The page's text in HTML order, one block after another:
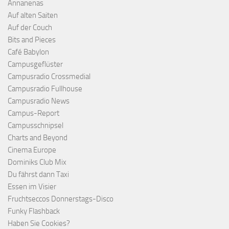
Annanenas
Auf alten Saiten
Auf der Couch
Bits and Pieces
Café Babylon
Campusgeflüster
Campusradio Crossmedial
Campusradio Fullhouse
Campusradio News
Campus-Report
Campusschnipsel
Charts and Beyond
Cinema Europe
Dominiks Club Mix
Du fährst dann Taxi
Essen im Visier
Fruchtseccos Donnerstags-Disco
Funky Flashback
Haben Sie Cookies?